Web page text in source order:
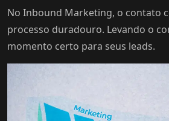
No Inbound Marketing, o contato
processo duradouro. Levando o
momento certo para seus leads.